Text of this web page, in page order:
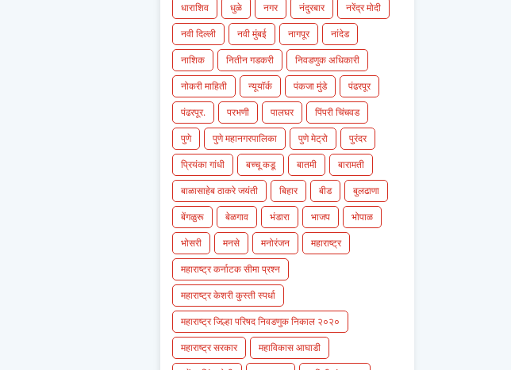
धाराशिव
धुळे नगर नंदुरबार
नरेंद्र मोदी
नवी दिल्ली
नवी मुंबई नागपूर
नांदेड
नाशिक
नितीन गडकरी
निवडणुक अधिकारी
नोकरी माहिती
न्यूयॉर्क पंकजा मुंडे
पंढरपूर
पंढरपूर.
परभणी पालघर
पिंपरी चिंचवड
पुणे
पुणे महानगरपालिका पुणे मेट्रो
पुरंदर
प्रियंका गांधी
बच्चू कडू बातमी
बारामती
बाळासाहेब ठाकरे जयंती
बिहार बीड
बुलढाणा
बेंगळुरू
बेळगाव भंडारा भाजप
भोपाळ
भोसरी
मनसे मनोरंजन
महाराष्ट्र
महाराष्ट्र कर्नाटक सीमा प्रश्न
महाराष्ट्र केशरी कुस्ती स्पर्धा
महाराष्ट्र जिल्हा परिषद निवडणुक निकाल २०२०
महाराष्ट्र सरकार
महाविकास आघाडी